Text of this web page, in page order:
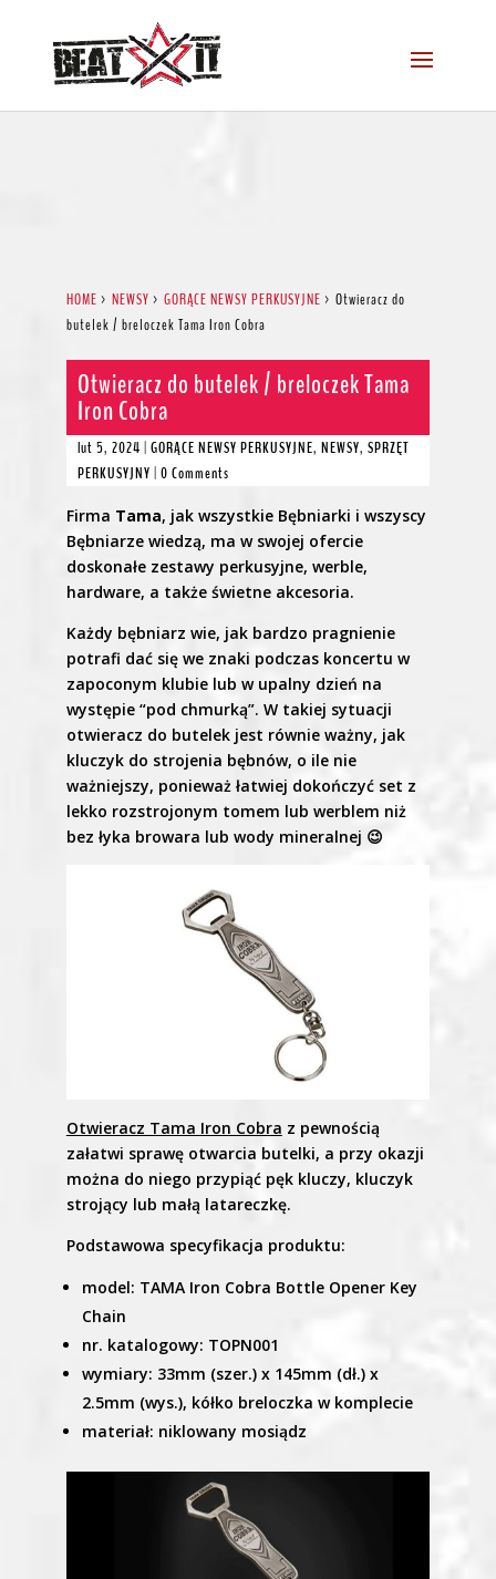
HOME > NEWSY > GORĄCE NEWSY PERKUSYJNE > Otwieracz do
butelek / breloczek Tama Iron Cobra
Otwieracz do butelek / breloczek Tama
Iron Cobra
lut 5, 2024 | GORĄCE NEWSY PERKUSYJNE, NEWSY, SPRZĘT
PERKUSYJNY | 0 Comments
Firma Tama, jak wszystkie Bębniarki i wszyscy
Bębniarze wiedzą, ma w swojej ofercie
doskonałe zestawy perkusyjne, werble,
hardware, a także świetne akcesoria.
Każdy bębniarz wie, jak bardzo pragnienie
potrafi dać się we znaki podczas koncertu w
zapoconym klubie lub w upalny dzień na
występie “pod chmurką”. W takiej sytuacji
otwieracz do butelek jest równie ważny, jak
kluczyk do strojenia bębnów, o ile nie
ważniejszy, ponieważ łatwiej dokończyć set z
lekko rozstrojonym tomem lub werblem niż
bez łyka browara lub wody mineralnej 😉
Otwieracz Tama Iron Cobra z pewnością
załatwi sprawę otwarcia butelki, a przy okazji
można do niego przypiąć pęk kluczy, kluczyk
strojący lub małą latareczkę.
Podstawowa specyfikacja produktu:
model: TAMA Iron Cobra Bottle Opener Key
Chain
nr. katalogowy: TOPN001
wymiary: 33mm (szer.) x 145mm (dł.) x
2.5mm (wys.), kółko breloczka w komplecie
materiał: niklowany mosiądz